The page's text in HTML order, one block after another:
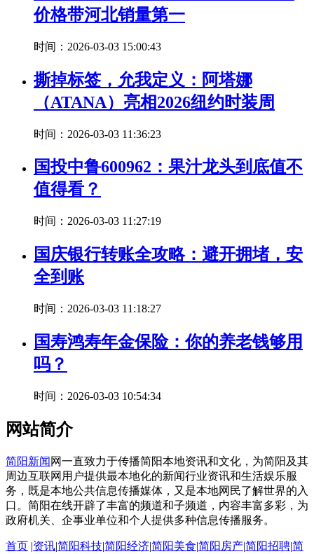
价格带河北销量第一
时间：2026-03-03 15:00:43
撕掉标签，允我定义：阿塔娜
（ATANA）亮相2026纽约时装周
时间：2026-03-03 11:36:23
国投中鲁600962：果汁龙头到底值不
值得看？
时间：2026-03-03 11:27:19
国庆银行转账全攻略：避开拥堵，安
全到账
时间：2026-03-03 11:18:27
国寿鸿寿年金保险：你的养老钱够用
吗？
时间：2026-03-03 10:54:34
网站简介
简阳新闻 网一直致力于传播简阳本地资讯和文化，为简阳及其
周边互联网用户提供最本地化的新闻行业资讯和生活娱乐服
务，既是本地公共信息传播媒体，又是本地网民了解世界的入
口。简阳在线开辟了丰富的频道和子频道，内容丰富多彩，为
政府机关、企事业单位和个人提供多种信息传播服务。
首页 |资讯|简阳科技|简阳经济|简阳美食|简阳房产|简阳招聘|简